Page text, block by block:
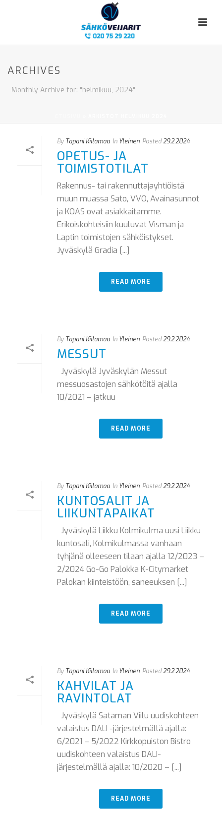
ARCHIVES
Monthly Archive for: "helmikuu, 2024"
By Tapani Kiilamaa In Yleinen Posted29.2.2024
OPETUS- JA
TOIMISTOTILAT
Rakennus- tai rakennuttajayhtiöistä
muun muassa Sato, VVO, Avainasunnot
ja KOAS ovat asiakkaitamme.
Erikoiskohteisiin kuuluvat Visman ja
Laptin toimistojen sähköistykset.
Jyväskylä Gradia [...]
READ MORE
By Tapani Kiilamaa In Yleinen Posted29.2.2024
MESSUT
Jyväskylä Jyväskylän Messut
messuosastojen sähkötöitä ajalla
10/2021 – jatkuu
READ MORE
By Tapani Kiilamaa In Yleinen Posted29.2.2024
KUNTOSALIT JA
LIIKUNTAPAIKAT
Jyväskylä Liikku Kolmikulma uusi Liikku
kuntosali, Kolmikulmassa vanhaan
tyhjänä olleeseen tilaan ajalla 12/2023 –
2/2024 Go-Go Palokka K-Citymarket
Palokan kiinteistöön, saneeuksen [...]
READ MORE
By Tapani Kiilamaa In Yleinen Posted29.2.2024
KAHVILAT JA
RAVINTOLAT
Jyväskylä Sataman Viilu uudiskohteen
valaistus DALI -järjestelmällä ajalla:
6/2021 – 5/2022 Kirkkopuiston Bistro
uudiskohteen valaistus DALI-
järjestelmällä ajalla: 10/2020 – [...]
READ MORE